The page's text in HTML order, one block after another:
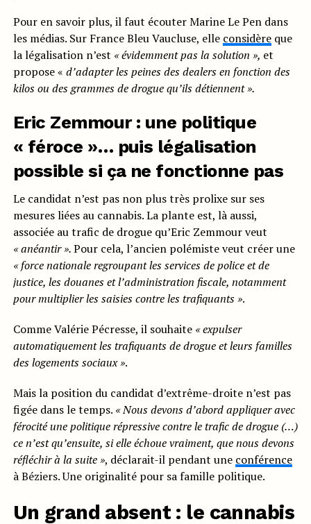
Pour en savoir plus, il faut écouter Marine Le Pen dans
les médias. Sur France Bleu Vaucluse, elle considèreque
la légalisation n’est « évidemment pas la solution », et
propose « d’adapter les peines des dealers en fonction des
kilos ou des grammes de drogue qu’ils détiennent ».
Eric Zemmour : une politique
« féroce »… puis légalisation
possible si ça ne fonctionne pas
Le candidat n’est pas non plus très prolixe sur ses
mesures liées au cannabis. La plante est, là aussi,
associée au trafic de drogue qu’Eric Zemmour veut
« anéantir ».Pour cela, l’ancien polémiste veut créer une
« force nationaleregroupant les services de policeet de
justice, les douanes et l’administration fiscale, notamment
pour multiplier les saisies contre lestrafiquants ».
Comme Valérie Pécresse, il souhaite « expulser
automatiquement lestrafiquants de drogue et leurs familles
des logements sociaux ».
Mais la position du candidat d’extrême-droite n’est pas
figée dans le temps. « Nous devons d’abord appliquer avec
férocité une politique répressive contre le trafic de drogue (…)
ce n’est qu’ensuite, si elle échoue vraiment, que nous devons
réfléchir à la suite », déclarait-il pendant une conférence
à Béziers. Une originalité pour sa famille politique.
Un grand absent : le cannabis